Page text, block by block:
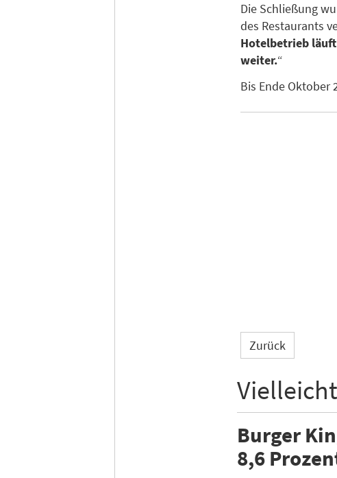
Die Schließung
des Restaurants
Hotelbetrieb
weiter.“
Bis Ende Oktober
Zurück
Burger
8,6